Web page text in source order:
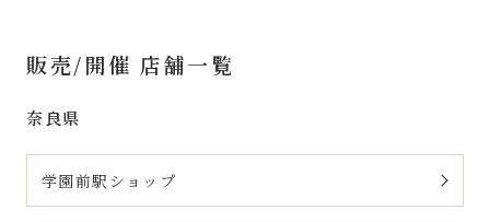
販売/開催 店舗一覧
奈良県
学園前駅ショップ